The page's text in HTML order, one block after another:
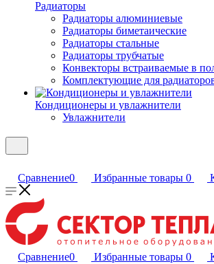
Радиаторы
Радиаторы алюминиевые
Радиаторы биметаические
Радиаторы стальные
Радиаторы трубчатые
Конвекторы встраиваемые в
Комплектующие для
Кондиционеры и увлажнители
Увлажнители
Сравнение0 Избранные товары 0
Сравнение0 Избранные товары 0